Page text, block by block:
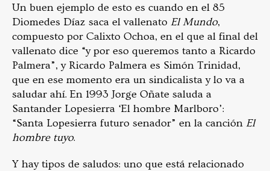
Un buen ejemplo de esto es cuando en el 85
Diomedes Díaz saca el vallenato El Mundo,
compuesto por Calixto Ochoa, en el que al final del
vallenato dice “y por eso queremos tanto a Ricardo
Palmera”, y Ricardo Palmera es Simón Trinidad,
que en ese momento era un sindicalista y lo va a
saludar ahí. En 1993 Jorge Oñate saluda a
Santander Lopesierra ‘El hombre Marlboro’:
“Santa Lopesierra futuro senador” en la canción El
hombre tuyo.
Y hay tipos de saludos: uno que está relacionado